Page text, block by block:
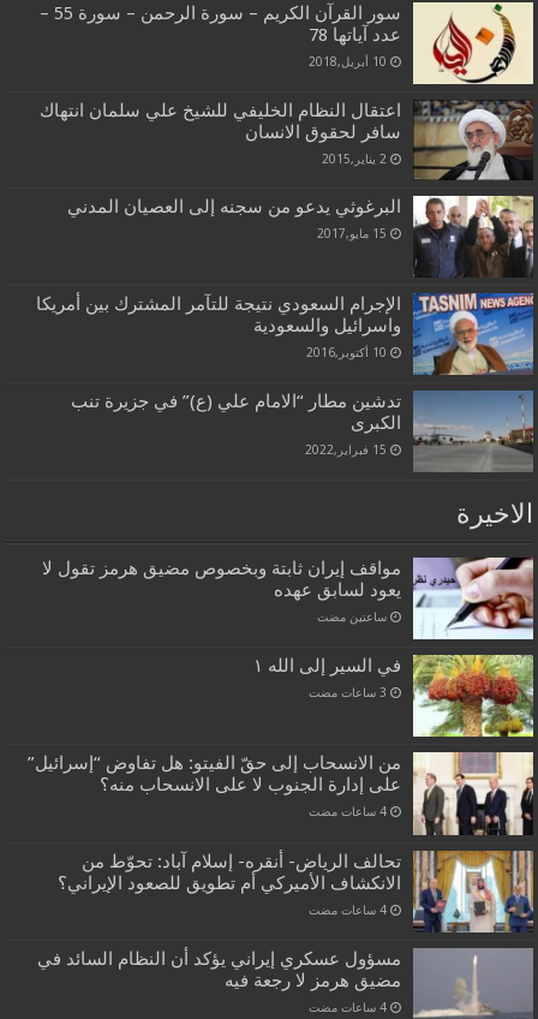
سور القرآن الكريم – سورة الرحمن – سورة 55 –
عدد آياتها 78
10 أبريل,2018
اعتقال النظام الخليفي للشيخ علي سلمان انتهاك
سافر لحقوق الانسان
2 يناير,2015
البرغوثي يدعو من سجنه إلى العصيان المدني
15 مايو,2017
الإجرام السعودي نتيجة للتآمر المشترك بين أمريكا
واسرائيل والسعودية
10 أكتوبر,2016
تدشين مطار “الامام علي (ع)” في جزيرة تنب
الكبرى
15 فبراير,2022
الاخيرة
مواقف إيران ثابتة وبخصوص مضيق هرمز تقول لا
يعود لسابق عهده
‏ساعتين مضت
في السير إلى الله ١
من الانسحاب إلى حقّ الفيتو: هل تفاوض “إسرائيل”
على إدارة الجنوب لا على الانسحاب منه؟
‏4 ساعات مضت
تحالف الرياض- أنقره- إسلام آباد: تحوّط من
الانكشاف الأميركي أم تطويق للصعود الإيراني؟
‏4 ساعات مضت
مسؤول عسكري إيراني يؤكد أن النظام السائد في
مضيق هرمز لا رجعة فيه
‏4 ساعات مضت